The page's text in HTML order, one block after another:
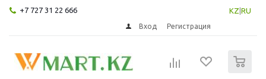
+7 727 31 22 666 KZ RU
Вход Регистрация